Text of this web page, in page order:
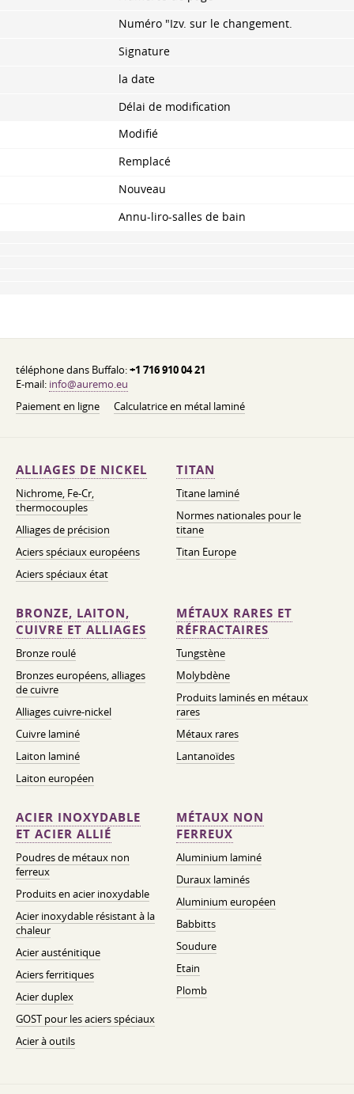
Numéro "Izv. sur le changement.
Signature
la date
Délai de modification
Modifié
Remplacé
Nouveau
Annu-liro-salles de bain
téléphone dans Buffalo:+1 716 910 04 21
E-mail: info@auremo.eu
Paiement en ligne
Calculatrice en métal laminé
ALLIAGES DE NICKEL
Nichrome, Fe-Cr,
thermocouples
Alliages de précision
Aciers spéciaux européens
Aciers spéciaux état
TITAN
Titane laminé
Normes nationales pour le
titane
Titan Europe
BRONZE, LAITON,
CUIVRE ET ALLIAGES
Bronze roulé
Bronzes européens, alliages
de cuivre
Alliages cuivre-nickel
Cuivre laminé
Laiton laminé
Laiton européen
MÉTAUX RARES ET
RÉFRACTAIRES
Tungstène
Molybdène
Produits laminés en métaux
rares
Métaux rares
Lantanoïdes
ACIER INOXYDABLE
ET ACIER ALLIÉ
Poudres de métaux non
ferreux
Produits en acier inoxydable
Acier inoxydable résistant à la
chaleur
Acier austénitique
Aciers ferritiques
Acier duplex
GOST pour les aciers spéciaux
Acier à outils
MÉTAUX NON
FERREUX
Aluminium laminé
Duraux laminés
Aluminium européen
Babbitts
Soudure
Etain
Plomb